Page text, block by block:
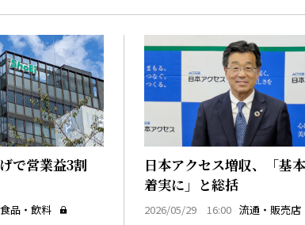
で営業益3割
食品・飲料
日本アクセス増収、「基
着実に」と総括
2026/05/29 16:00 流通・販売店